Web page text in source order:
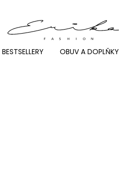
BESTSELLERY OBUV A DOPLŇKY